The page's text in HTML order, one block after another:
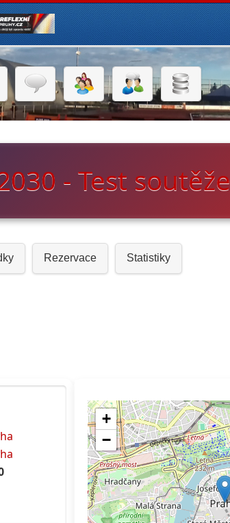
- Test soutěže
Rezervace Statistiky